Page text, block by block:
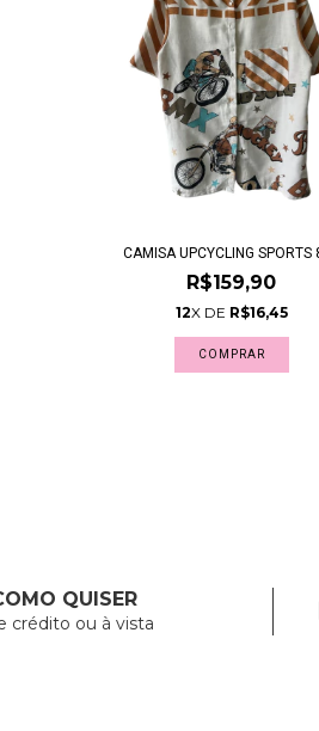
CAMISA UPCYCLING SPORTS
R$159,90
12X DE R$16,45
COMPRAR
QUISER
crédito ou à vista